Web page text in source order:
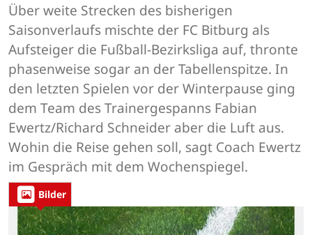
Über weite Strecken des bisherigen
Saisonverlaufs mischte der FC Bitburg als
Aufsteiger die Fußball-Bezirksliga auf, thronte
phasenweise sogar an der Tabellenspitze. In
den letzten Spielen vor der Winterpause ging
dem Team des Trainergespanns Fabian
Ewertz/Richard Schneider aber die Luft aus.
Wohin die Reise gehen soll, sagt Coach Ewertz
im Gespräch mit dem Wochenspiegel.
Bilder